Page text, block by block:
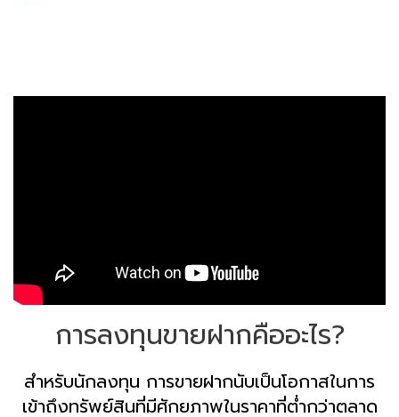
การลงทุนขายฝากคืออะไร?
สำหรับนักลงทุน การขายฝากนับเป็นโอกาสในการ
เข้าถึงทรัพย์สินที่มีศักยภาพในราคาที่ต่ำกว่าตลาด